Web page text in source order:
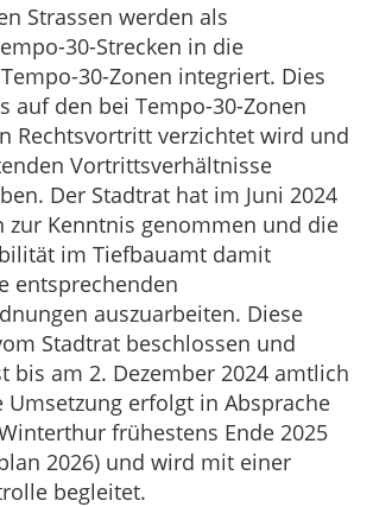
Strassen werden als
30-Strecken in die
30-Zonen integriert. Dies
auf den bei Tempo-30-Zonen
Rechtsvortritt verzichtet wird und
Vortrittsverhältnisse
Der Stadtrat hat im Juni 2024
zur Kenntnis genommen und die
im Tiefbauamt damit
entsprechenden
auszuarbeiten. Diese
Stadtrat beschlossen und
bis am 2. Dezember 2024 amtlich
Umsetzung erfolgt in Absprache
frühestens Ende 2025
2026) und wird mit einer
begleitet.